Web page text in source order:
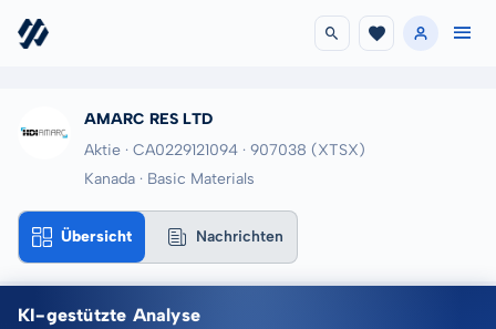
AMARC RES LTD
Aktie · CA0229121094 · 907038 (XTSX)
Kanada · Basic Materials
Übersicht Nachrichten
KI-gestützte Analyse